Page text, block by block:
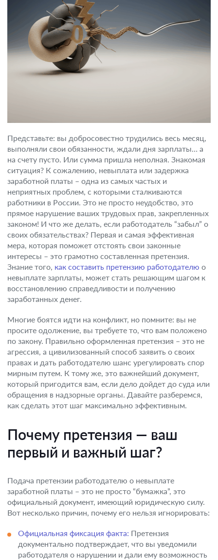
Представьте: вы добросовестно трудились весь месяц,
выполняли свои обязанности, ждали дня зарплаты… а
на счету пусто. Или сумма пришла неполная. Знакомая
ситуация? К сожалению, невыплата или задержка
заработной платы – одна из самых частых и
неприятных проблем, с которыми сталкиваются
работники в России. Это не просто неудобство, это
прямое нарушение ваших трудовых прав, закрепленных
законом! И что же делать, если работодатель “забыл” о
своих обязательствах? Первая и самая эффективная
мера, которая поможет отстоять свои законные
интересы – это грамотно составленная претензия.
Знание того, как составить претензию работодателю о
невыплате зарплаты, может стать решающим шагом к
восстановлению справедливости и получению
заработанных денег.
Многие боятся идти на конфликт, но помните: вы не
просите одолжение, вы требуете то, что вам положено
по закону. Правильно оформленная претензия – это не
агрессия, а цивилизованный способ заявить о своих
правах и дать работодателю шанс урегулировать спор
мирным путем. К тому же, это важнейший документ,
который пригодится вам, если дело дойдет до суда или
обращения в надзорные органы. Давайте разберемся,
как сделать этот шаг максимально эффективным.
Почему претензия — ваш
первый и важный шаг?
Подача претензии работодателю о невыплате
заработной платы – это не просто “бумажка”, это
официальный документ, имеющий юридическую силу.
Вот несколько причин, почему его нельзя игнорировать:
Официальная фиксация факта: Претензия
документально подтверждает, что вы уведомили
работодателя о нарушении и дали ему возможность